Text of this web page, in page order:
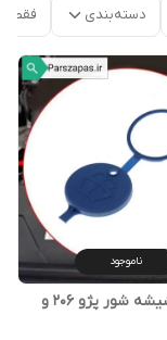
دسته‌بندی فقط
ناموجود
در مخزن شیشه شور پژو 206 و